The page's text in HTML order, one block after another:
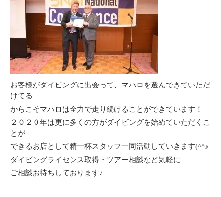
お客様がダイビングに出会って、マハロを選んできていただ
けてる
からこそマハロは全力で走り続けることができています！
２０２０年は更に多くの方がダイビングを始めていただくこ
とが
できるお店として精一杯スタッフ一同活動していきます(^^♪
ダイビングライセンス取得・ツアー相談など気軽に
ご相談お待ちしております♪